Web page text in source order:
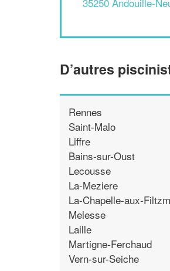
D’autres
Rennes
Saint-Malo
Liffre
Bains-sur-Oust
Lecousse
La-Meziere
La-Chapelle-aux-
Melesse
Laille
Martigne-Ferchaud
Vern-sur-Seiche